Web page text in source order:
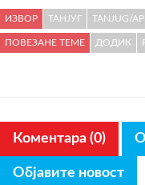
ИЗВОР ТАНЈУГ TANJUG/
ПОВЕЗАНЕ ТЕМЕ ДОДИК
Коментара (0)
Објавите новост